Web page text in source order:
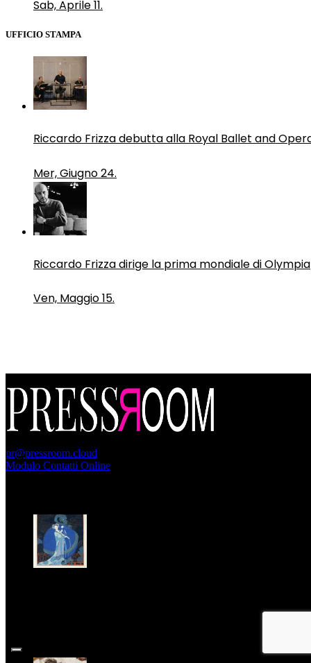
Sab, Aprile 11.
UFFICIO STAMPA
Riccardo Frizza debutta alla Royal Ballet and
Mer, Giugno 24.
Riccardo Frizza dirige la prima mondiale di Olympia
Ven, Maggio 15.
pr@pressroom.cloud
Modulo Contatti Online